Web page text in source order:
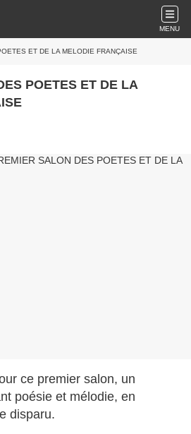
MENU
ET DE LA MELODIE FRANÇAISE
POETES ET DE LA
ce premier salon, un
poésie et mélodie, en
disparu.